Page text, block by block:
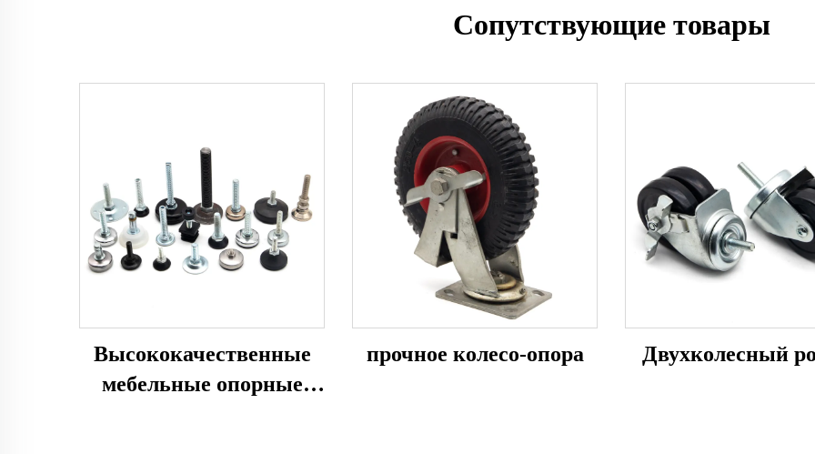
Сопутствующие товары
Высококачественные
мебельные опорные
прочное колесо-опора Двухколесный